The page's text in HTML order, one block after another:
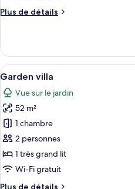
chambre :
Villa
2
Plus de détails
Plus
le
type
de
chambre
Hilltop
Pool
Villa
2
Afficher
toutes
les
photos
pour
ce
type
de
chambre :
19
Garden villa
Vue sur le jardin
52 m²
1 chambre
2 personnes
1 très grand lit
Wi-Fi gratuit
Plus de détails
Plus